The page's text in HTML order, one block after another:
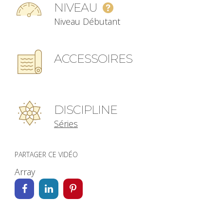
NIVEAU
Niveau Débutant
ACCESSOIRES
DISCIPLINE
Séries
PARTAGER CE VIDÉO
Array